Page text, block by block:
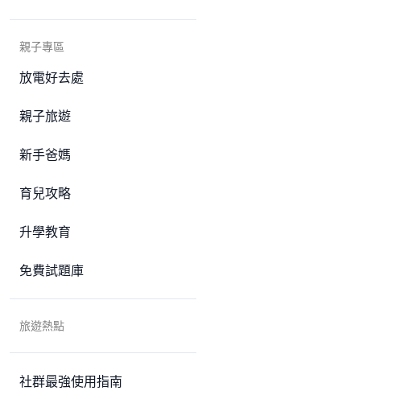
親子專區
放電好去處
親子旅遊
新手爸媽
育兒攻略
升學教育
免費試題庫
旅遊熱點
社群最強使用指南